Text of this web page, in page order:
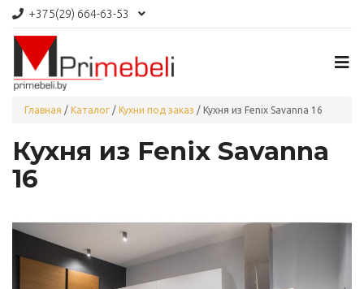
+375(29) 664-63-53
Главная / Каталог / Кухни под заказ / Кухня из Fenix Savanna 16
Кухня из Fenix Savanna
16